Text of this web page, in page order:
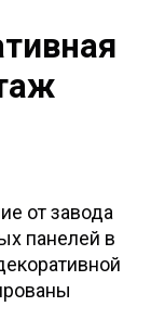
от завода
панелей в